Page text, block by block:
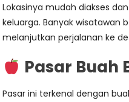
Lokasinya mudah diakses
keluarga. Banyak wisatawan
melanjutkan perjalanan ke
Pasar Buah
Pasar ini terkenal dengan